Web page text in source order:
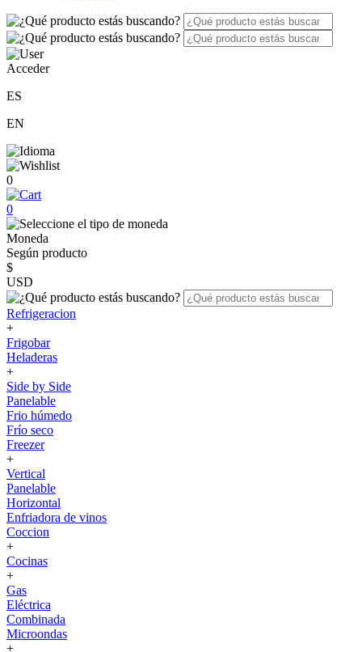
Acceder
ES
EN
0
0
Moneda
Según producto
$
USD
Refrigeracion
+
Frigobar
Heladeras
+
Side by Side
Panelable
Frio húmedo
Frío seco
Freezer
+
Vertical
Panelable
Horizontal
Enfriadora de vinos
Coccion
+
Cocinas
+
Gas
Eléctrica
Combinada
Microondas
+